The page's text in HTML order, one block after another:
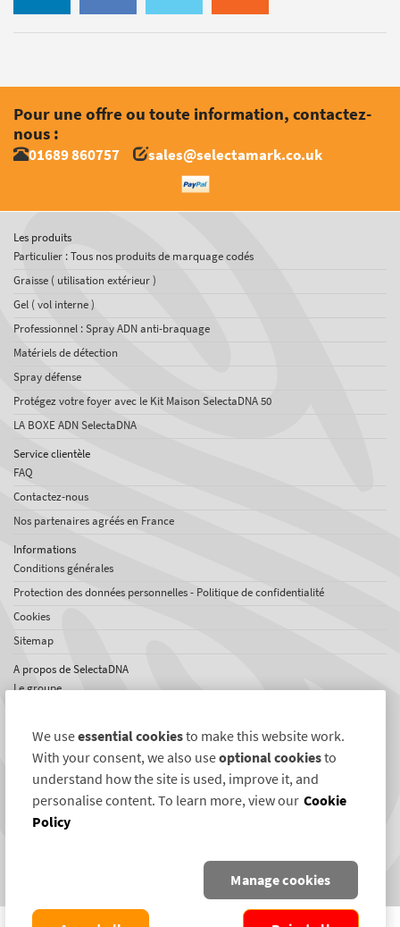
Pour une offre ou toute information, contactez-
nous :
01689 860757 sales@selectamark.co.uk
Les produits
Particulier : Tous nos produits de marquage codés
Graisse ( utilisation extérieur )
Gel ( vol interne )
Professionnel : Spray ADN anti-braquage
Matériels de détection
Spray défense
Protégez votre foyer avec le Kit Maison SelectaDNA 50
LA BOXE ADN SelectaDNA
Service clientèle
FAQ
Contactez-nous
Nos partenaires agréés en France
Informations
Conditions générales
Protection des données personnelles - Politique de confidentialité
Cookies
Sitemap
A propos de SelectaDNA
Le groupe
Témoignages
Réseaux international
News
Liens SelectaDNA
COPYRIGHT ©2004-2026 SELECTAMARK SECURITY SYSTEMS PLC. ALL RIGHTS
We useessential cookiesto make this website work.
With your consent, we also useoptional cookiesto
understand how the site is used, improve it, and
personalise content. To learn more, view our Cookie
Policy
Manage cookies